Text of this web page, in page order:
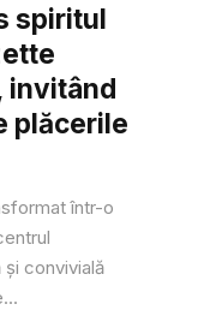
spiritul
invitând
plăcerile
într-o
convivială